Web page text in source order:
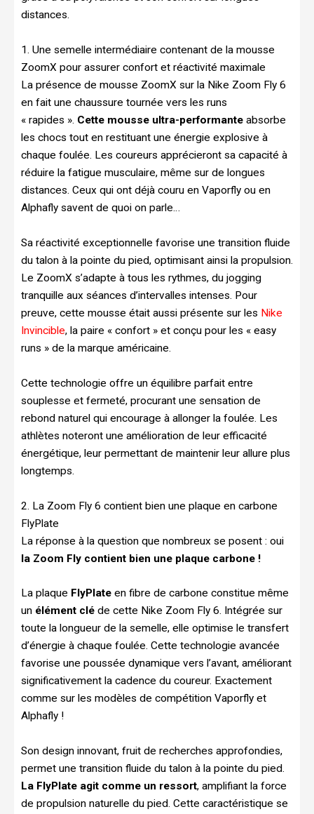
distances.
1. Une semelle intermédiaire contenant de la mousse
ZoomX pour assurer confort et réactivité maximale
La présence de mousse ZoomX sur la Nike Zoom Fly 6
en fait une chaussure tournée vers les runs
« rapides ». Cette mousse ultra-performante absorbe
les chocs tout en restituant une énergie explosive à
chaque foulée. Les coureurs apprécieront sa capacité à
réduire la fatigue musculaire, même sur de longues
distances. Ceux qui ont déjà couru en Vaporfly ou en
Alphafly savent de quoi on parle…
Sa réactivité exceptionnelle favorise une transition fluide
du talon à la pointe du pied, optimisant ainsi la propulsion.
Le ZoomX s’adapte à tous les rythmes, du jogging
tranquille aux séances d’intervalles intenses. Pour
preuve, cette mousse était aussi présente sur les Nike
Invincible, la paire « confort » et conçu pour les « easy
runs » de la marque américaine.
Cette technologie offre un équilibre parfait entre
souplesse et fermeté, procurant une sensation de
rebond naturel qui encourage à allonger la foulée. Les
athlètes noteront une amélioration de leur efficacité
énergétique, leur permettant de maintenir leur allure plus
longtemps.
2. La Zoom Fly 6 contient bien une plaque en carbone
FlyPlate
La réponse à la question que nombreux se posent : oui
la Zoom Fly contient bien une plaque carbone !
La plaque FlyPlate en fibre de carbone constitue même
un élément clé de cette Nike Zoom Fly 6. Intégrée sur
toute la longueur de la semelle, elle optimise le transfert
d’énergie à chaque foulée. Cette technologie avancée
favorise une poussée dynamique vers l’avant, améliorant
significativement la cadence du coureur. Exactement
comme sur les modèles de compétition Vaporfly et
Alphafly !
Son design innovant, fruit de recherches approfondies,
permet une transition fluide du talon à la pointe du pied.
La FlyPlate agit comme un ressort, amplifiant la force
de propulsion naturelle du pied. Cette caractéristique se